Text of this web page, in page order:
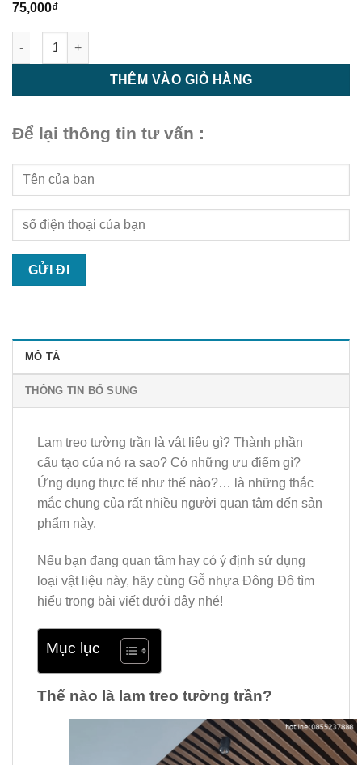
75,000₫
Lam Treo Tường Trần HG8040 Red Teak - Lam Gỗ Nhựa số
THÊM VÀO GIỎ HÀNG
Để lại thông tin tư vấn :
MÔ TẢ
THÔNG TIN BỔ SUNG
Lam treo tường trần là vật liệu gì? Thành phần
cấu tạo của nó ra sao? Có những ưu điểm gì?
Ứng dụng thực tế như thế nào?… là những thắc
mắc chung của rất nhiều người quan tâm đến sản
phẩm này.
Nếu bạn đang quan tâm hay có ý định sử dụng
loại vật liệu này, hãy cùng Gỗ nhựa Đông Đô tìm
hiểu trong bài viết dưới đây nhé!
Mục lục
Thế nào là lam treo tường trần?